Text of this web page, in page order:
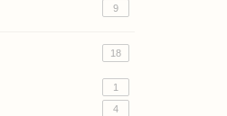
9
18
1
4